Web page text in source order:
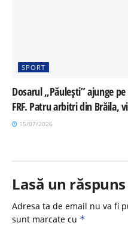
SPORT
Dosarul „Păulești” ajunge
FRF. Patru arbitri din Brăila,
15/07/2026
Lasă un răspuns
Adresa ta de email nu va fi
sunt marcate cu *